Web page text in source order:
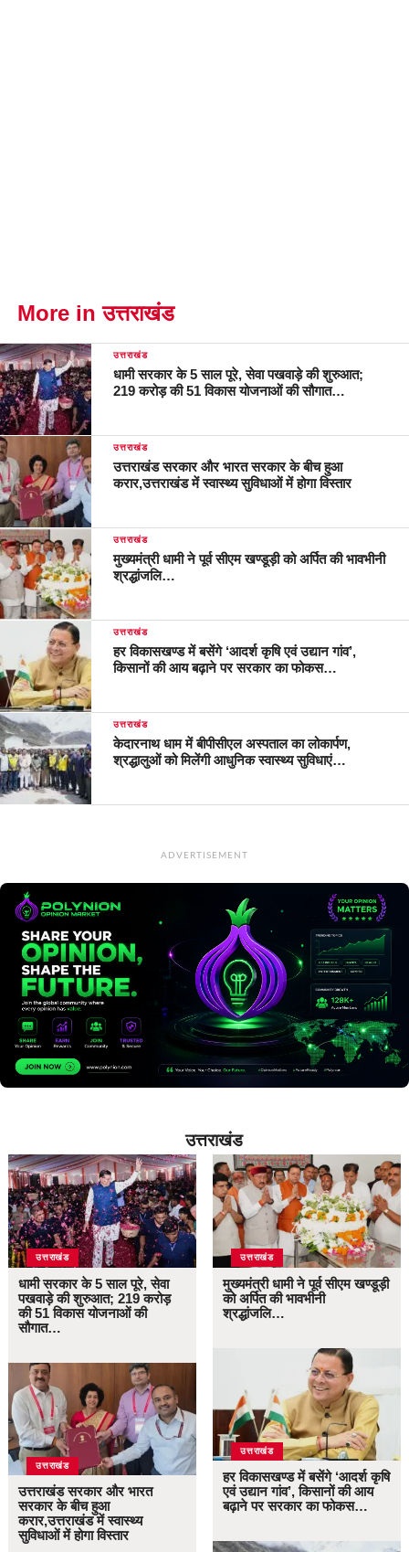
More in उत्तराखंड
उत्तराखंड
धामी सरकार के 5 साल पूरे, सेवा पखवाड़े की शुरुआत;
219 करोड़ की 51 विकास योजनाओं की सौगात…
उत्तराखंड
उत्तराखंड सरकार और भारत सरकार के बीच हुआ
करार,उत्तराखंड में स्वास्थ्य सुविधाओं में होगा विस्तार
उत्तराखंड
मुख्यमंत्री धामी ने पूर्व सीएम खण्डूड़ी को अर्पित की भावभीनी
श्रद्धांजलि…
उत्तराखंड
हर विकासखण्ड में बसेंगे ‘आदर्श कृषि एवं उद्यान गांव’,
किसानों की आय बढ़ाने पर सरकार का फोकस…
उत्तराखंड
केदारनाथ धाम में बीपीसीएल अस्पताल का लोकार्पण,
श्रद्धालुओं को मिलेंगी आधुनिक स्वास्थ्य सुविधाएं…
ADVERTISEMENT
उत्तराखंड
उत्तराखंड
धामी सरकार के 5 साल पूरे, सेवा
पखवाड़े की शुरुआत; 219 करोड़
की 51 विकास योजनाओं की
सौगात…
उत्तराखंड
उत्तराखंड सरकार और भारत
सरकार के बीच हुआ
करार,उत्तराखंड में स्वास्थ्य
सुविधाओं में होगा विस्तार
उत्तराखंड
मुख्यमंत्री धामी ने पूर्व सीएम खण्डूड़ी
को अर्पित की भावभीनी
श्रद्धांजलि…
उत्तराखंड
हर विकासखण्ड में बसेंगे ‘आदर्श कृषि
एवं उद्यान गांव’, किसानों की आय
बढ़ाने पर सरकार का फोकस…